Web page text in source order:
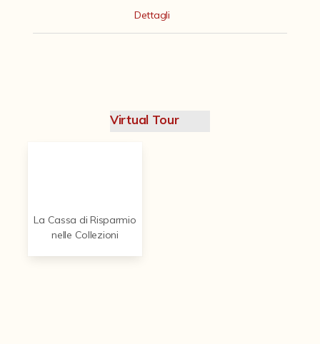
Dettagli
Virtual Tour
La Cassa di Risparmio
nelle Collezioni